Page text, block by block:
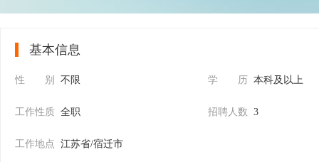
基本信息
性 别 不限 学 历 本科及以上
工作性质 全职 招聘人数 3
工作地点 江苏省/宿迁市